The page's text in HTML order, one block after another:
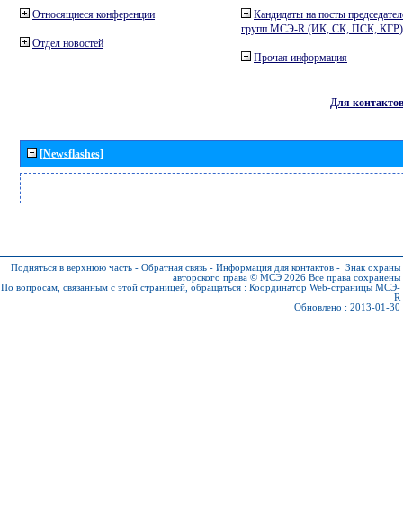
Относящиеся конференции
Отдел новостей
Кандидаты на посты
групп МСЭ-R (ИК, СК, ПСК, КГР)
Прочая информация
Для контактов
[Newsflashes]
Подняться в верхнюю часть - Обратная связь - Информация для контактов - Знак охраны
авторского права © МСЭ 2026 Все права сохранены
По вопросам, связанным с этой страницей, обращаться : Координатор Web-страницы МСЭ-
R
Обновлено : 2013-01-30